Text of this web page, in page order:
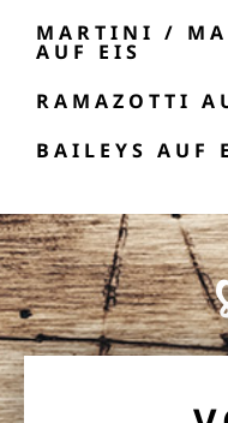
MARTINI /
AUF EIS
RAMAZOTTI
BAILEYS AUF